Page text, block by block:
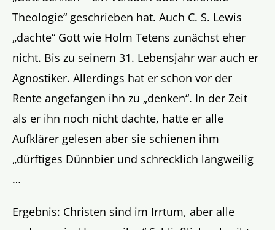
Theologie“ geschrieben hat. Auch C. S. Lewis
„dachte“ Gott wie Holm Tetens zunächst eher
nicht. Bis zu seinem 31. Lebensjahr war auch er
Agnostiker. Allerdings hat er schon vor der
Rente angefangen ihn zu „denken“. In der Zeit
als er ihn noch nicht dachte, hatte er alle
Aufklärer gelesen aber sie schienen ihm
„dürftiges Dünnbier und schrecklich langweilig
…
Ergebnis: Christen sind im Irrtum, aber alle